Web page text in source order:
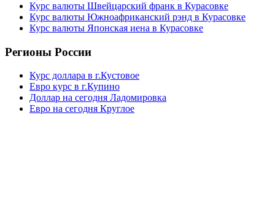
Курс валюты Швейцарский франк в Курасовке
Курс валюты Южноафриканский рэнд в Курасовке
Курс валюты Японская иена в Курасовке
Регионы России
Курс доллара в г.Кустовое
Евро курс в г.Купино
Доллар на сегодня Ладомировка
Евро на сегодня Круглое